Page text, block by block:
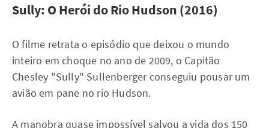
Sully: O Herói do Rio Hudson (2016)
O filme retrata o episódio que deixou o mundo
inteiro em choque no ano de 2009, o Capitão
Chesley "Sully" Sullenberger conseguiu pousar um
avião em pane no rio Hudson.
A manobra quase impossível salvou a vida dos 150